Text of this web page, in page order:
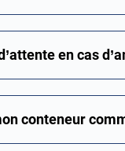
en cas
conteneur